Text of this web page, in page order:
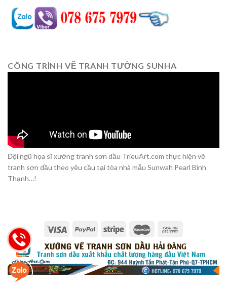
CÔNG TRÌNH VẼ TRANH TƯỜNG SUNHA
Đội ngũ họa sĩ xưởng tranh sơn dầu TrieuArt.com thực hiện vẽ
tranh sơn dầu theo yêu cầu tại tòa nhà mẫu Sunwah Pearl Bình
Thạnh…!